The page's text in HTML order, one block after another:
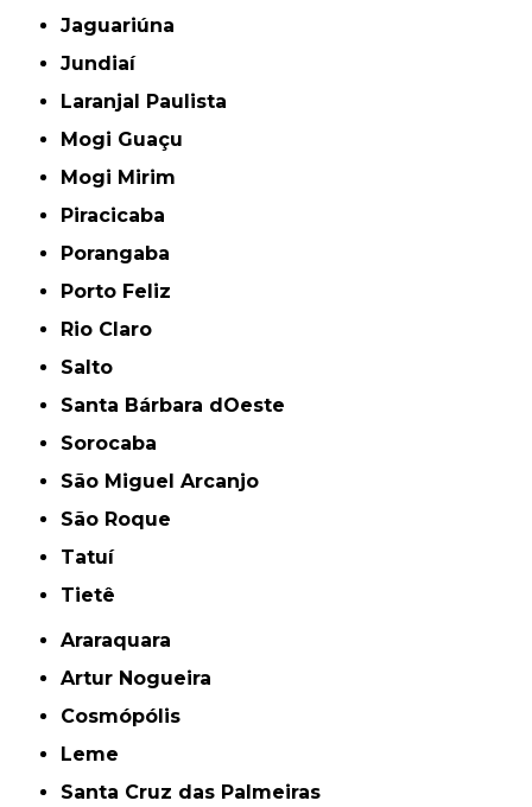
Jaguariúna
Jundiaí
Laranjal Paulista
Mogi Guaçu
Mogi Mirim
Piracicaba
Porangaba
Porto Feliz
Rio Claro
Salto
Santa Bárbara dOeste
Sorocaba
São Miguel Arcanjo
São Roque
Tatuí
Tietê
Araraquara
Artur Nogueira
Cosmópólis
Leme
Santa Cruz das Palmeiras